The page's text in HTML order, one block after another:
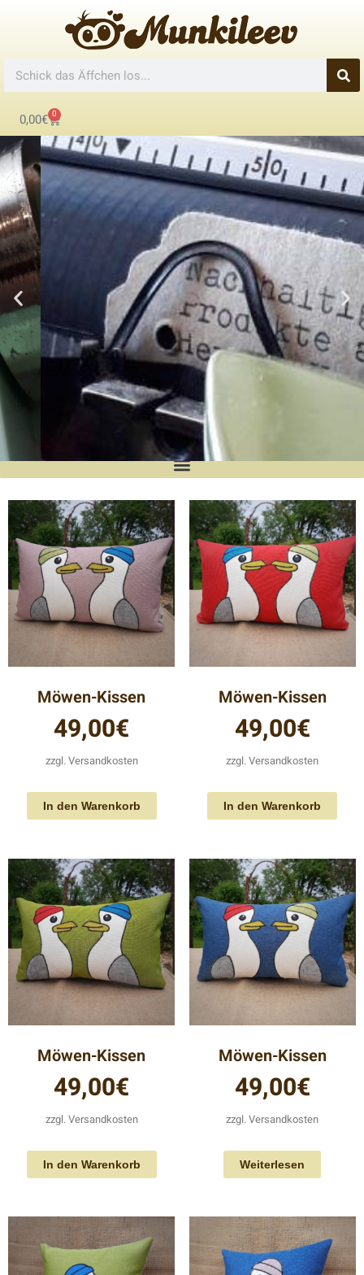
0,00€ 0
MunkileevShop
Der Online-Shop wird regelmäßig mit
neuen Produkten bestückt.
Möwen-Kissen
49,00€
zzgl.Versandkosten
In den Warenkorb
Möwen-Kissen
49,00€
zzgl.Versandkosten
In den Warenkorb
Möwen-Kissen
49,00€
zzgl.Versandkosten
In den Warenkorb
Möwen-Kissen
49,00€
zzgl.Versandkosten
Weiterlesen